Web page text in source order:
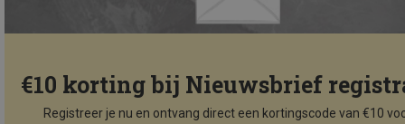
€10 korting bij Nieuwsbrief
Registreer je nu en ontvang direct een kortingscode van €10